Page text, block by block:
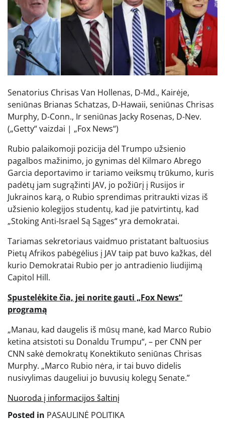
Senatorius Chrisas Van Hollenas, D-Md., Kairėje,
seniūnas Brianas Schatzas, D-Hawaii, seniūnas Chrisas
Murphy, D-Conn., Ir seniūnas Jacky Rosenas, D-Nev.
(„Getty“ vaizdai | „Fox News“)
Rubio palaikomoji pozicija dėl Trumpo užsienio
pagalbos mažinimo, jo gynimas dėl Kilmaro Abrego
Garcia deportavimo ir tariamo veiksmų trūkumo, kuris
padėtų jam sugrąžinti JAV, jo požiūrį į Rusijos ir
Jukrainos karą, o Rubio sprendimas pritraukti vizas iš
užsienio kolegijos studentų, kad jie patvirtintų, kad
„Stoking Anti-Israel Są Sąges“ yra demokratai.
Tariamas sekretoriaus vaidmuo pristatant baltuosius
Pietų Afrikos pabėgėlius į JAV taip pat buvo kažkas, dėl
kurio Demokratai Rubio per jo antradienio liudijimą
Capitol Hill.
Spustelėkite čia, jei norite gauti „Fox News“
programą
„Manau, kad daugelis iš mūsų manė, kad Marco Rubio
ketina atsistoti su Donaldu Trumpu“, – per CNN per
CNN sakė demokratų Konektikuto seniūnas Chrisas
Murphy. „Marco Rubio nėra, ir tai buvo didelis
nusivylimas daugeliui jo buvusių kolegų Senate.”
Nuoroda į informacijos šaltinį
Posted in PASAULINĖ POLITIKA